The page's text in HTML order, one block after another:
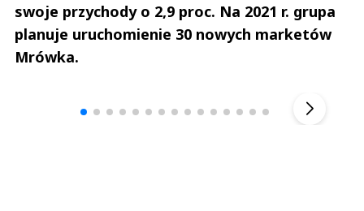
swoje przychody o 2,9 proc. Na 2021 r. grupa
planuje uruchomienie 30 nowych marketów
Mrówka.